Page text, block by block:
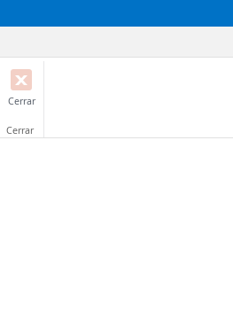
Cerrar
Cerrar